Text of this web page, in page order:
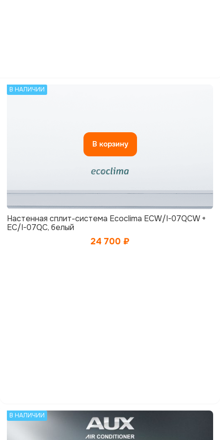
В НАЛИЧИИ
В корзину
Настенная сплит-система Ecoclima ECW/I-07QCW +
EC/I-07QC, белый
24 700 ₽
В НАЛИЧИИ